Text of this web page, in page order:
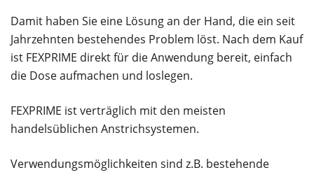
Damit haben Sie eine Lösung an der Hand, die ein seit
Jahrzehnten bestehendes Problem löst. Nach dem Kauf
ist FEXPRIME direkt für die Anwendung bereit, einfach
die Dose aufmachen und loslegen.
FEXPRIME ist verträglich mit den meisten
handelsüblichen Anstrichsystemen.
Verwendungsmöglichkeiten sind z.B. bestehende